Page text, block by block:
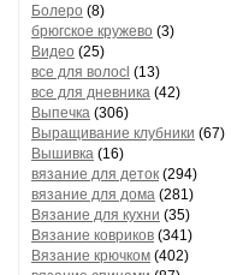
Болеро (8)
брюгское кружево (3)
Видео (25)
все для волосl (13)
все для дневника (42)
Выпечка (306)
Выращивание клубники (67)
Вышивка (16)
вязание для деток (294)
вязание для дома (281)
Вязание для кухни (35)
Вязание ковриков (341)
Вязание крючком (402)